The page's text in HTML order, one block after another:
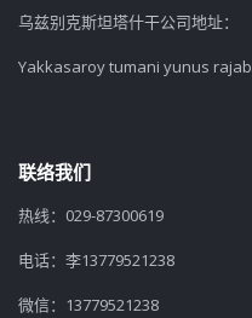
乌兹别克斯坦塔什干公司地址：
Yakkasaroy tumani yunus
联络我们
热线：029-87300619
电话：李13779521238
微信：13779521238